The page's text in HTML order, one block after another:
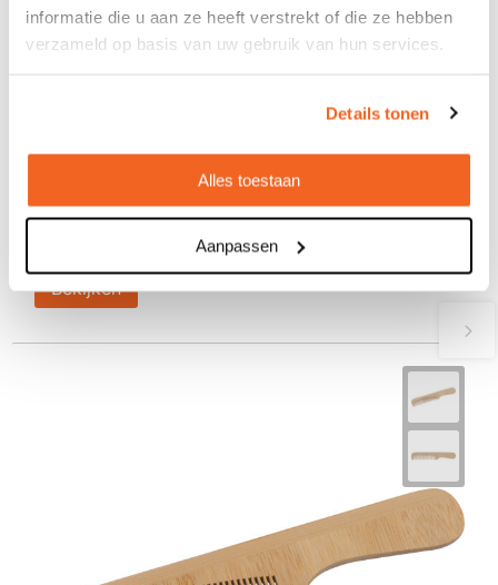
informatie die u aan ze heeft verstrekt of die ze hebben
verzameld op basis van uw gebruik van hun services.
Details tonen
Alles toestaan
Aanpassen
Bedrukt geleverd in: 5 werkdag(en)
Onbedrukt geleverd in: 3 werkdag(en)
Bekijken